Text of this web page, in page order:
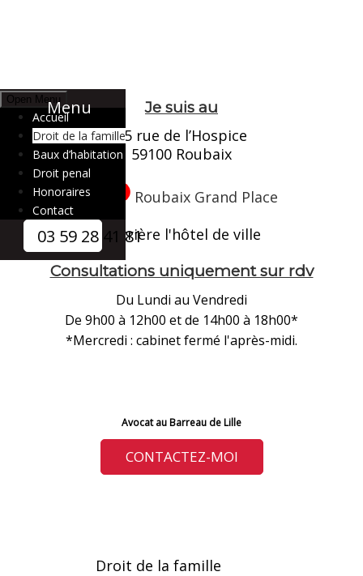
Open MenuMenu
Accueil
Droit de la famille
Baux d’habitation
Droit penal
Honoraires
Contact
03 59 28 41 81
Je suis au
15 rue de l’Hospice
59100 Roubaix
Roubaix Grand Place
Derrière l'hôtel de ville
Consultations uniquement sur rdv
Du Lundi au Vendredi
De 9h00 à 12h00 et de 14h00 à 18h00*
*Mercredi : cabinet fermé l'après-midi.
Avocat au Barreau de Lille
CONTACTEZ-MOI
Droit de la famille